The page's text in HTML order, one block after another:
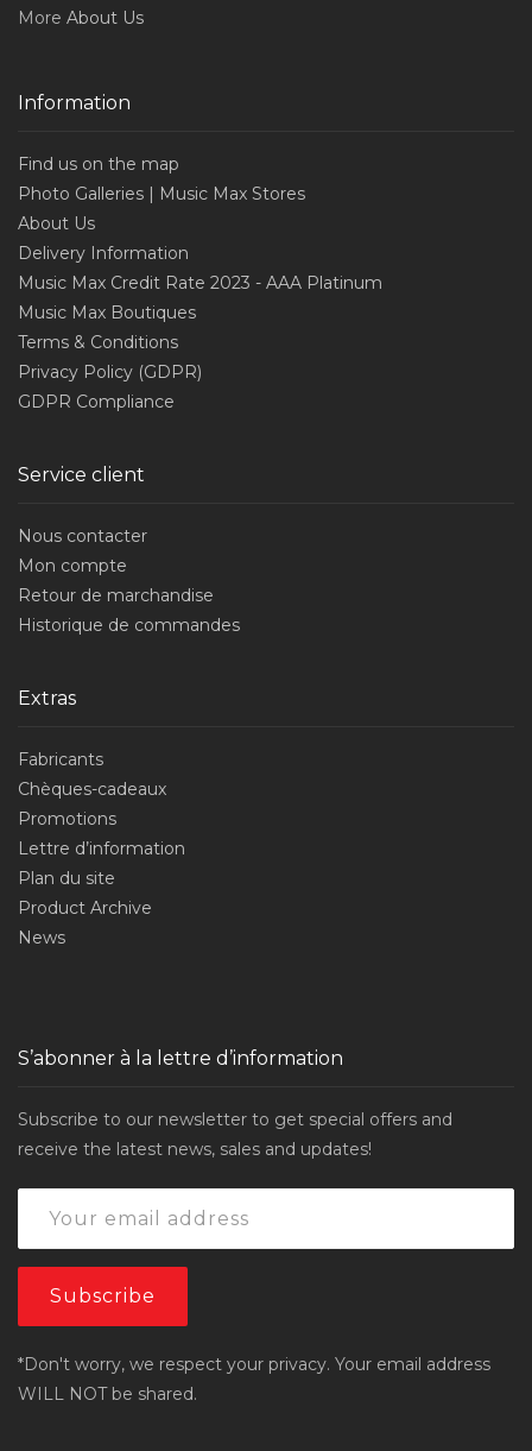
More About Us
Information
Find us on the map
Photo Galleries | Music Max Stores
About Us
Delivery Information
Music Max Credit Rate 2023 - AAA Platinum
Music Max Boutiques
Terms & Conditions
Privacy Policy (GDPR)
GDPR Compliance
Service client
Nous contacter
Mon compte
Retour de marchandise
Historique de commandes
Extras
Fabricants
Chèques-cadeaux
Promotions
Lettre d’information
Plan du site
Product Archive
News
S’abonner à la lettre d’information
Subscribe to our newsletter to get special offers and
receive the latest news, sales and updates!
*Don't worry, we respect your privacy. Your email address
WILL NOT be shared.